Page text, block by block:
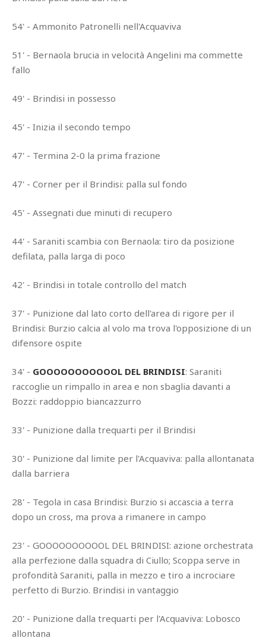
54' - Ammonito Patronelli nell'Acquaviva
51' - Bernaola brucia in velocità Angelini ma commette
fallo
49' - Brindisi in possesso
45' - Inizia il secondo tempo
47' - Termina 2-0 la prima frazione
47' - Corner per il Brindisi: palla sul fondo
45' - Assegnati due minuti di recupero
44' - Saraniti scambia con Bernaola: tiro da posizione
defilata, palla larga di poco
42' - Brindisi in totale controllo del match
37' - Punizione dal lato corto dell'area di rigore per il
Brindisi: Burzio calcia al volo ma trova l'opposizione di un
difensore ospite
34' - GOOOOOOOOOOOL DEL BRINDISI: Saraniti
raccoglie un rimpallo in area e non sbaglia davanti a
Bozzi: raddoppio biancazzurro
33' - Punizione dalla trequarti per il Brindisi
30' - Punizione dal limite per l'Acquaviva: palla allontanata
dalla barriera
28' - Tegola in casa Brindisi: Burzio si accascia a terra
dopo un cross, ma prova a rimanere in campo
23' - GOOOOOOOOOOL DEL BRINDISI: azione orchestrata
alla perfezione dalla squadra di Ciullo; Scoppa serve in
profondità Saraniti, palla in mezzo e tiro a incrociare
perfetto di Burzio. Brindisi in vantaggio
20' - Punizione dalla trequarti per l'Acquaviva: Lobosco
allontana